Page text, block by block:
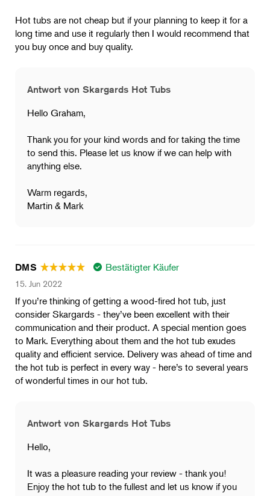
Hot tubs are not cheap but if your planning to keep it for a
long time and use it regularly then I would recommend that
you buy once and buy quality.
Antwort von Skargards Hot Tubs
Hello Graham,
Thank you for your kind words and for taking the time
to send this. Please let us know if we can help with
anything else.
Warm regards,
Martin & Mark
DMS Bestätigter Käufer
15. Jun 2022
If you’re thinking of getting a wood-fired hot tub, just
consider Skargards - they’ve been excellent with their
communication and their product. A special mention goes
to Mark. Everything about them and the hot tub exudes
quality and efficient service. Delivery was ahead of time and
the hot tub is perfect in every way - here’s to several years
of wonderful times in our hot tub.
Antwort von Skargards Hot Tubs
Hello,
It was a pleasure reading your review - thank you!
Enjoy the hot tub to the fullest and let us know if you